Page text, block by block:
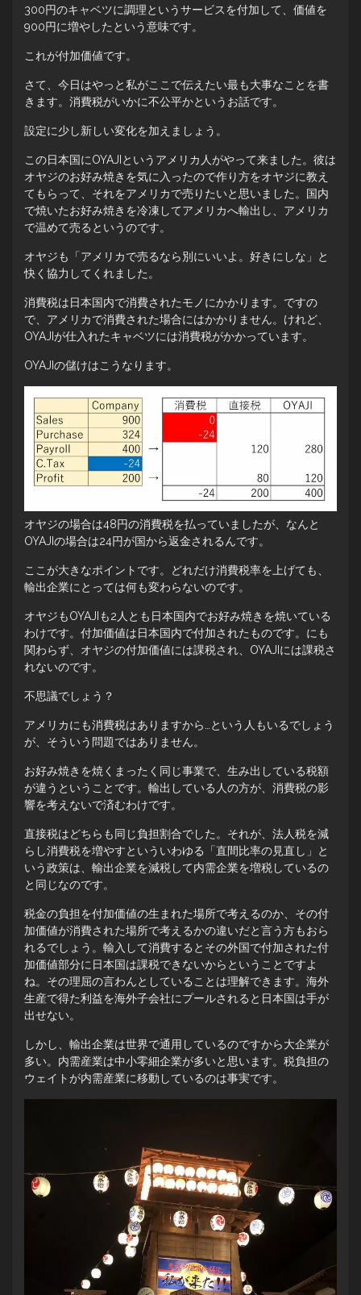
300円のキャベツに調理というサービスを付加して、価値を
900円に増やしたという意味です。
これが付加価値です。
さて、今日はやっと私がここで伝えたい最も大事なことを書
きます。消費税がいかに不公平かというお話です。
設定に少し新しい変化を加えましょう。
この日本国にOYAJIというアメリカ人がやって来ました。彼は
オヤジのお好み焼きを気に入ったので作り方をオヤジに教え
てもらって、それをアメリカで売りたいと思いました。国内
で焼いたお好み焼きを冷凍してアメリカへ輸出し、アメリカ
で温めて売るというのです。
オヤジも「アメリカで売るなら別にいいよ。好きにしな」と
快く協力してくれました。
消費税は日本国内で消費されたモノにかかります。ですの
で、アメリカで消費された場合にはかかりません。けれど、
OYAJIが仕入れたキャベツには消費税がかかっています。
OYAJIの儲けはこうなります。
オヤジの場合は48円の消費税を払っていましたが、なんと
OYAJIの場合は24円が国から返金されるんです。
ここが大きなポイントです。どれだけ消費税率を上げても、
輸出企業にとっては何も変わらないのです。
オヤジもOYAJIも2人とも日本国内でお好み焼きを焼いている
わけです。付加価値は日本国内で付加されたものです。にも
関わらず、オヤジの付加価値には課税され、OYAJIには課税さ
れないのです。
不思議でしょう？
アメリカにも消費税はありますから…という人もいるでしょう
が、そういう問題ではありません。
お好み焼きを焼くまったく同じ事業で、生み出している税額
が違うということです。輸出している人の方が、消費税の影
響を考えないで済むわけです。
直接税はどちらも同じ負担割合でした。それが、法人税を減
らし消費税を増やすといういわゆる「直間比率の見直し」と
いう政策は、輸出企業を減税して内需企業を増税しているの
と同じなのです。
税金の負担を付加価値の生まれた場所で考えるのか、その付
加価値が消費された場所で考えるかの違いだと言う方もおら
れるでしょう。輸入して消費するとその外国で付加された付
加価値部分に日本国は課税できないからということですよ
ね。その理屈の言わんとしていることは理解できます。海外
生産で得た利益を海外子会社にプールされると日本国は手が
出せない。
しかし、輸出企業は世界で通用しているのですから大企業が
多い。内需産業は中小零細企業が多いと思います。税負担の
ウェイトが内需産業に移動しているのは事実です。